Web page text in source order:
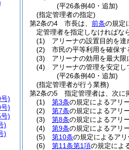
(平26条例40・追加)
(指定管理者の指定)
第2条の4
市長は、 前条の規定
定管理者を指定しなければな
(1)
アリーナの設置目的を達
(2)
市民の平等利用を確保す
(3)
アリーナの効用を最大限
(4)
アリーナの管理を安定し
(平26条例40・追加)
(指定管理者が行う業務)
第2条の5
指定管理者は、次に
(1)
第3条の規定によるアリ
(2)
第7条の規定によるアリ
(3)
第8条の規定によるアリ
(4)
第9条の規定によるアリ
(5)
第10条の規定によるア
(6)
第11条第1項の規定によ
)
)
)
)
)